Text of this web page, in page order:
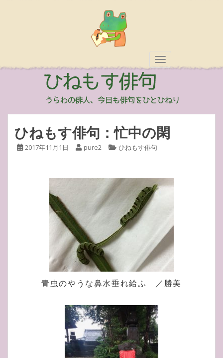
TOGGLE
ひねもす俳句：忙中の閑
2017年11月1日 pure2 ひねもす俳句
青虫のやうな鼻水垂れ給ふ ／勝美